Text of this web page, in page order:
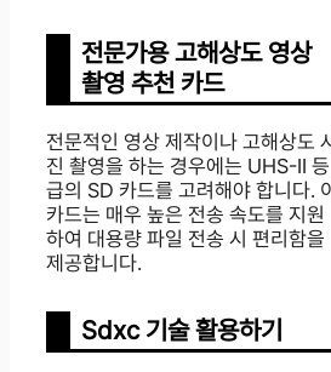
전문가용 고해상도 영상
촬영 추천 카드
전문적인 영상 제작이나 고해상도
진 촬영을 하는 경우에는 UHS-II 등
급의 SD 카드를 고려해야 합니다. 이
카드는 매우 높은 전송 속도를 지원
하여 대용량 파일 전송 시 편리함을
제공합니다.
Sdxc 기술 활용하기